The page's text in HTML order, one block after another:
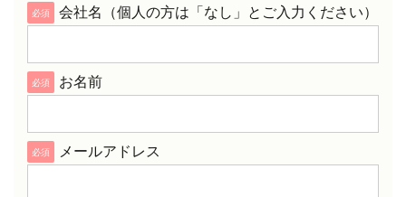
必須 会社名（個人の方は「なし」とご入力ください）
必須 お名前
必須 メールアドレス